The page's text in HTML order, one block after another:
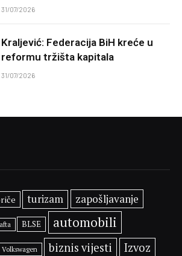
31/07/2026
Kraljević: Federacija BiH kreće u
reformu tržišta kapitala
31/07/2026
turizam zapošljavanje
BLSE
automobili
Volkswagen biznis vijesti Izvoz